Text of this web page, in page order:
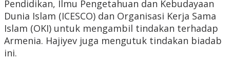
Pendidikan, Ilmu Pengetahuan dan Kebudayaan
Dunia Islam (ICESCO) dan Organisasi Kerja Sama
Islam (OKI) untuk mengambil tindakan terhadap
Armenia. Hajiyev juga mengutuk tindakan biadab
ini.